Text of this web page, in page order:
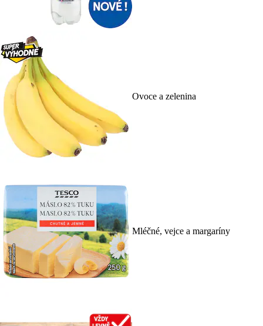
Ovoce a zelenina
Mléčné, vejce a margaríny